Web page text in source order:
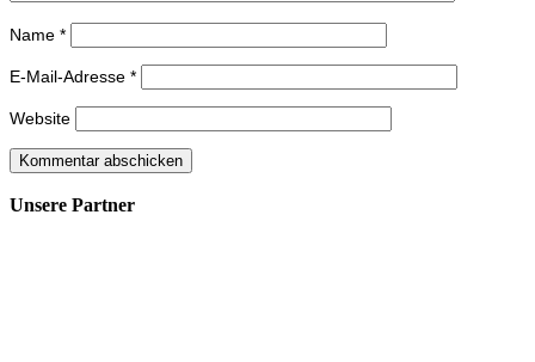
Name *
E-Mail-Adresse *
Website
Unsere Partner